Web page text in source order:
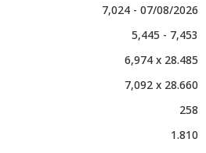
7,024 - 07/08/2026
5,445 - 7,453
6,974 x 28.485
7,092 x 28.660
258
1.810